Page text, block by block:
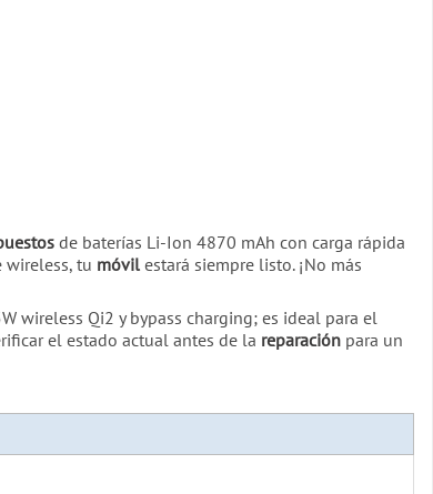
de baterías Li-Ion 4870 mAh con carga rápida
wireless, tu móvil estará siempre listo. ¡No más
wireless Qi2 y bypass charging; es ideal para el
el estado actual antes de la reparación para un